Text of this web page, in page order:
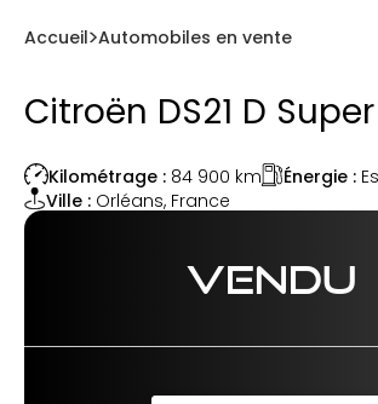
Accueil Automobiles en vente
Citroën DS21 D
Kilométrage : 84 900 km Énergie :
Ville : Orléans, France
VENDU